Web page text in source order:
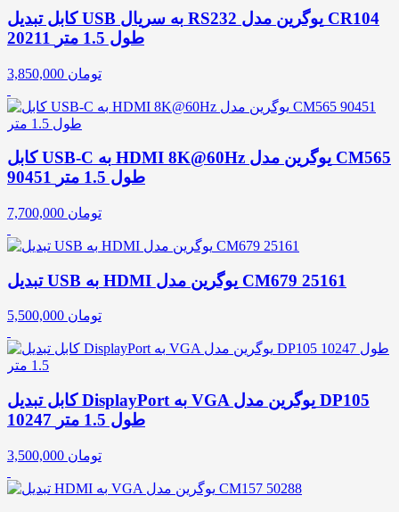
کابل تبدیل USB به سریال RS232 یوگرین مدل CR104
20211 طول 1.5 متر
3,850,000 تومان
کابل USB-C به HDMI 8K@60Hz یوگرین مدل CM565
90451 طول 1.5 متر
7,700,000 تومان
تبدیل USB به HDMI یوگرین مدل CM679 25161
5,500,000 تومان
کابل تبدیل DisplayPort به VGA یوگرین مدل DP105
10247 طول 1.5 متر
3,500,000 تومان